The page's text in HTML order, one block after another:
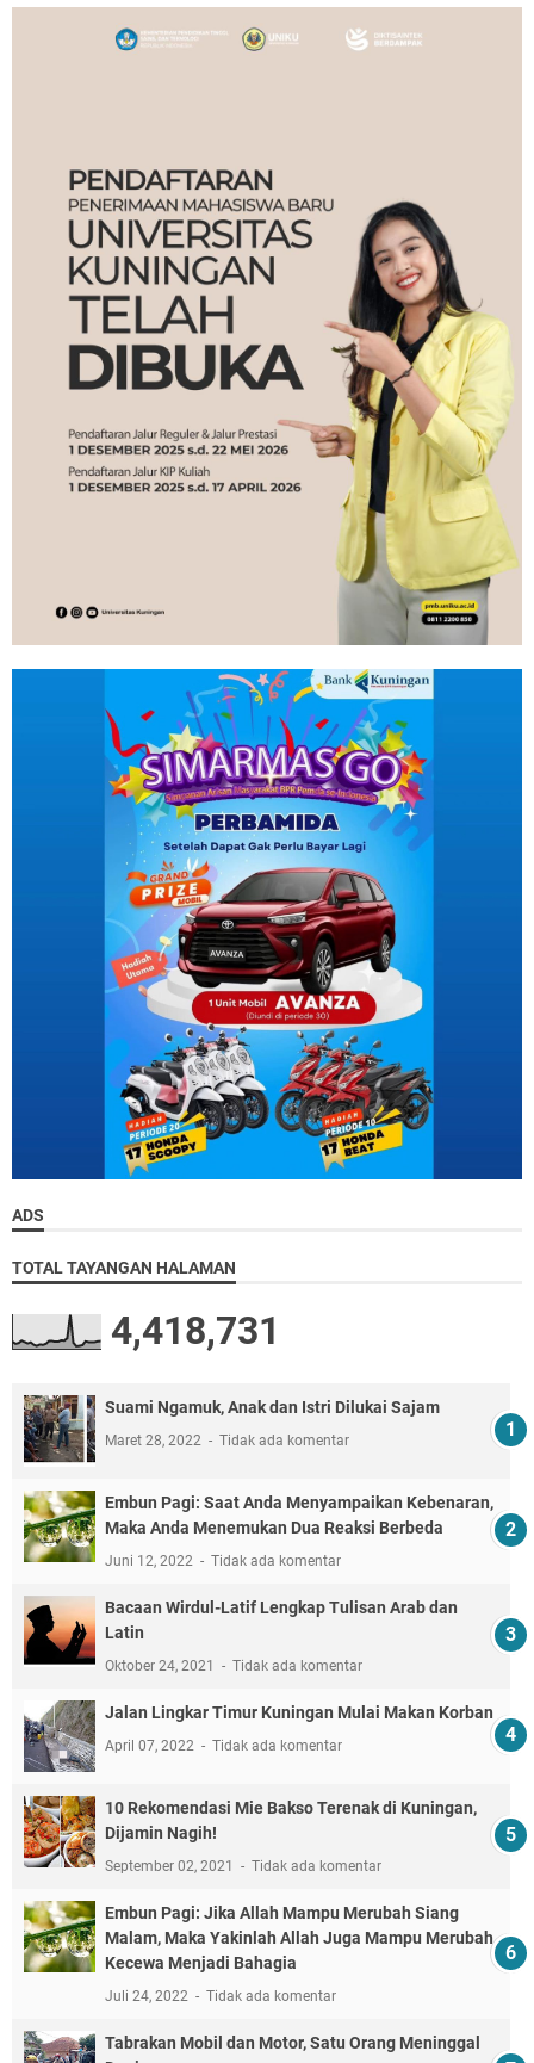
ADS
TOTAL TAYANGAN HALAMAN
4,418,731
Suami Ngamuk, Anak dan Istri Dilukai Sajam
Maret 28, 2022 Tidak ada komentar
Embun Pagi: Saat Anda Menyampaikan Kebenaran,
Maka Anda Menemukan Dua Reaksi Berbeda
Juni 12, 2022 Tidak ada komentar
Bacaan Wirdul-Latif Lengkap Tulisan Arab dan
Latin
Oktober 24, 2021 Tidak ada komentar
Jalan Lingkar Timur Kuningan Mulai Makan Korban
April 07, 2022 Tidak ada komentar
10 Rekomendasi Mie Bakso Terenak di Kuningan,
Dijamin Nagih!
September 02, 2021 Tidak ada komentar
Embun Pagi: Jika Allah Mampu Merubah Siang
Malam, Maka Yakinlah Allah Juga Mampu Merubah
Kecewa Menjadi Bahagia
Juli 24, 2022 Tidak ada komentar
Tabrakan Mobil dan Motor, Satu Orang Meninggal